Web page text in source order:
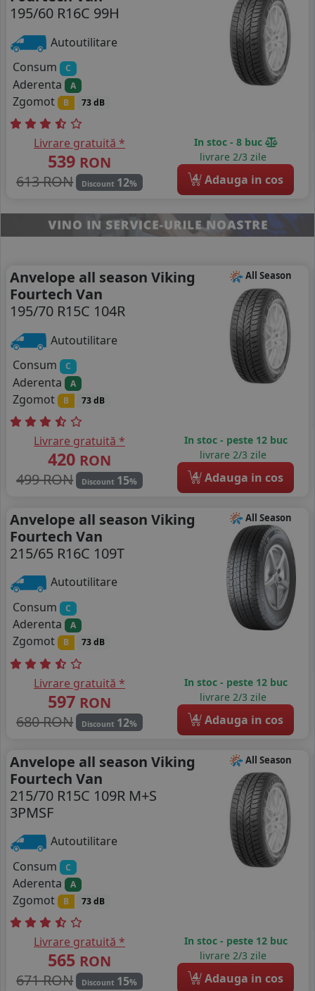
195/60 R16C 99H
Autoutilitare
Consum
C
Aderenta A
Zgomot B 73 dB
Livrare gratuită *
539 RON
613 RON
Discount 12%
In stoc - 8 buc
livrare 2/3 zile
4 Adauga in cos
All Season
Anvelope all season Viking
Fourtech Van
195/70 R15C 104R
Autoutilitare
Consum
C
Aderenta A
Zgomot B 73 dB
Livrare gratuită *
420 RON
499 RON
Discount 15%
In stoc - peste 12 buc
livrare 2/3 zile
4 Adauga in cos
All Season
Anvelope all season Viking
Fourtech Van
215/65 R16C 109T
Autoutilitare
Consum
C
Aderenta A
Zgomot B 73 dB
Livrare gratuită *
597 RON
680 RON
Discount 12%
In stoc - peste 12 buc
livrare 2/3 zile
4 Adauga in cos
All Season
Anvelope all season Viking
Fourtech Van
215/70 R15C 109R M+S
3PMSF
Autoutilitare
Consum
C
Aderenta A
Zgomot B 73 dB
Livrare gratuită *
565 RON
671 RON
Discount 15%
In stoc - peste 12 buc
livrare 2/3 zile
4 Adauga in cos